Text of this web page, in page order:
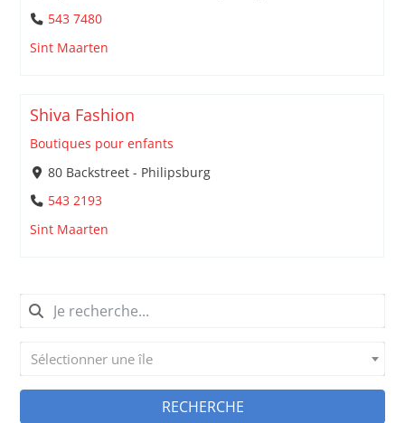
543 7480
Sint Maarten
Shiva Fashion
Boutiques pour enfants
80 Backstreet - Philipsburg
543 2193
Sint Maarten
Sélectionner une île
RECHERCHE